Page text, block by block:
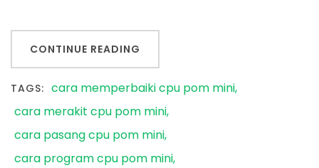
CONTINUE READING
TAGS: cara memperbaiki cpu pom mini
cara merakit cpu pom mini
cara pasang cpu pom mini
cara program cpu pom mini